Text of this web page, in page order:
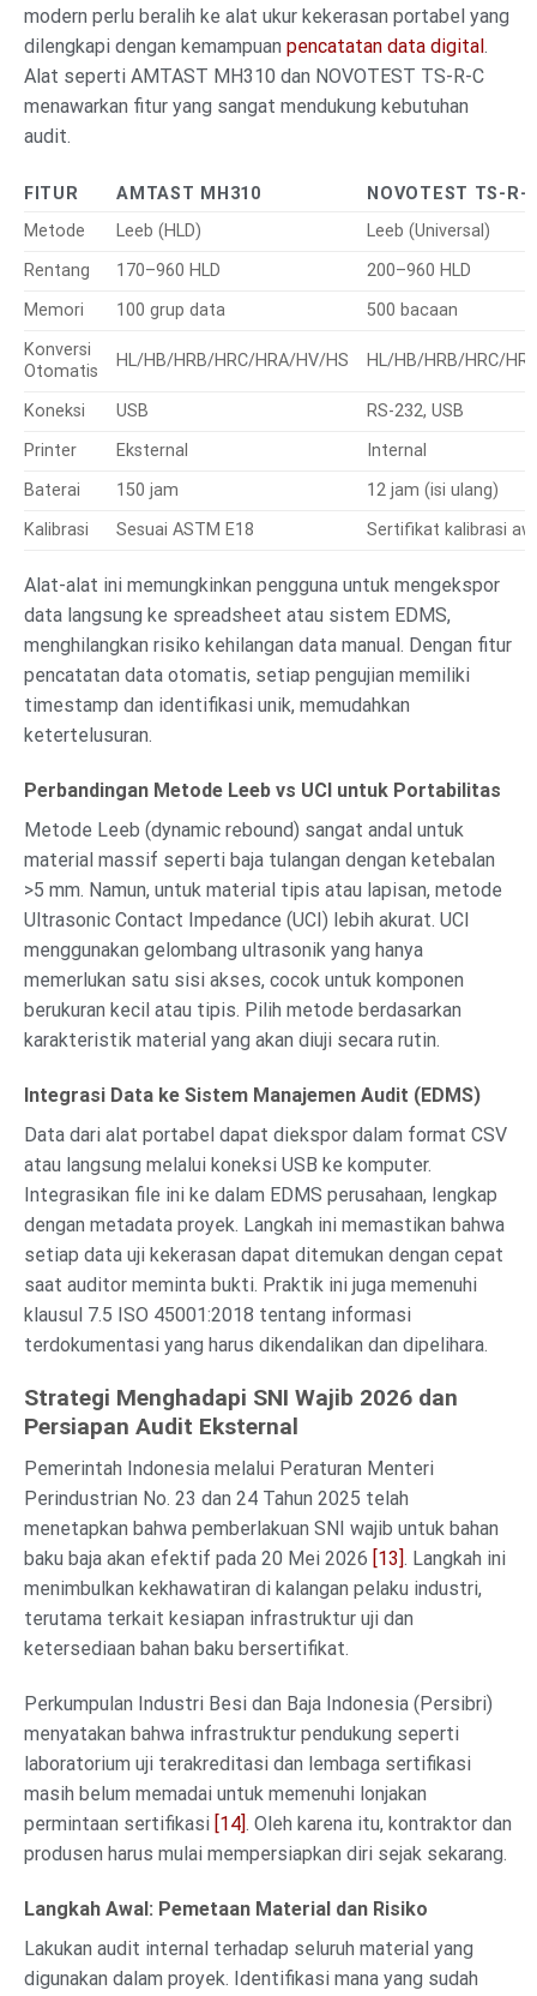
modern perlu beralih ke alat ukur kekerasan portabel yang
dilengkapi dengan kemampuan pencatatan data digital.
Alat seperti AMTAST MH310 dan NOVOTEST TS-R-C
menawarkan fitur yang sangat mendukung kebutuhan
audit.
FITUR AMTAST MH310
NOVOTEST TS-R-
Metode
Leeb (HLD)
Leeb (Universal)
Rentang
170–960 HLD
200–960 HLD
Memori
100 grup data
500 bacaan
Konversi
Otomatis
HL/HB/HRB/HRC/HRA/HV/HS HL/HB/HRB/HRC/
Koneksi USB
RS-232, USB
Printer
Eksternal
Internal
Baterai
150 jam
12 jam (isi ulang)
Kalibrasi
Sesuai ASTM E18 Sertifikat kalibrasi
Alat-alat ini memungkinkan pengguna untuk mengekspor
data langsung ke spreadsheet atau sistem EDMS,
menghilangkan risiko kehilangan data manual. Dengan fitur
pencatatan data otomatis, setiap pengujian memiliki
timestamp dan identifikasi unik, memudahkan
ketertelusuran.
Perbandingan Metode Leeb vs UCI untuk Portabilitas
Metode Leeb (dynamic rebound) sangat andal untuk
material massif seperti baja tulangan dengan ketebalan
>5 mm. Namun, untuk material tipis atau lapisan, metode
Ultrasonic Contact Impedance (UCI) lebih akurat. UCI
menggunakan gelombang ultrasonik yang hanya
memerlukan satu sisi akses, cocok untuk komponen
berukuran kecil atau tipis. Pilih metode berdasarkan
karakteristik material yang akan diuji secara rutin.
Integrasi Data ke Sistem Manajemen Audit (EDMS)
Data dari alat portabel dapat diekspor dalam format CSV
atau langsung melalui koneksi USB ke komputer.
Integrasikan file ini ke dalam EDMS perusahaan, lengkap
dengan metadata proyek. Langkah ini memastikan bahwa
setiap data uji kekerasan dapat ditemukan dengan cepat
saat auditor meminta bukti. Praktik ini juga memenuhi
klausul 7.5 ISO 45001:2018 tentang informasi
terdokumentasi yang harus dikendalikan dan dipelihara.
Strategi Menghadapi SNI Wajib 2026 dan
Persiapan Audit Eksternal
Pemerintah Indonesia melalui Peraturan Menteri
Perindustrian No. 23 dan 24 Tahun 2025 telah
menetapkan bahwa pemberlakuan SNI wajib untuk bahan
baku baja akan efektif pada 20 Mei 2026 [13]. Langkah ini
menimbulkan kekhawatiran di kalangan pelaku industri,
terutama terkait kesiapan infrastruktur uji dan
ketersediaan bahan baku bersertifikat.
Perkumpulan Industri Besi dan Baja Indonesia (Persibri)
menyatakan bahwa infrastruktur pendukung seperti
laboratorium uji terakreditasi dan lembaga sertifikasi
masih belum memadai untuk memenuhi lonjakan
permintaan sertifikasi [14]. Oleh karena itu, kontraktor dan
produsen harus mulai mempersiapkan diri sejak sekarang.
Langkah Awal: Pemetaan Material dan Risiko
Lakukan audit internal terhadap seluruh material yang
digunakan dalam proyek. Identifikasi mana yang sudah